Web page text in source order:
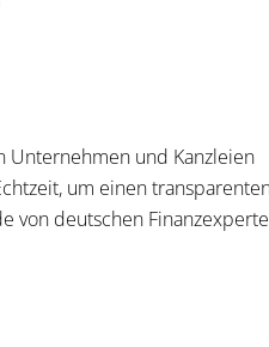
Unternehmen und Kanzleien
um einen
von deutschen